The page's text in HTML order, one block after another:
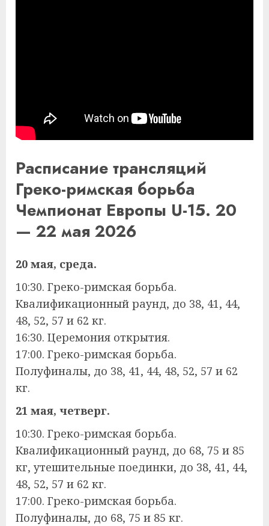
Расписание трансляций
Греко-римская борьба
Чемпионат Европы U-15. 20
— 22 мая 2026
20 мая, среда.
10:30. Греко-римская борьба.
Квалификационный раунд, до 38, 41, 44,
48, 52, 57 и 62 кг.
16:30. Церемония открытия.
17:00. Греко-римская борьба.
Полуфиналы, до 38, 41, 44, 48, 52, 57 и 62
кг.
21 мая, четверг.
10:30. Греко-римская борьба.
Квалификационный раунд, до 68, 75 и 85
кг, утешительные поединки, до 38, 41, 44,
48, 52, 57 и 62 кг.
17:00. Греко-римская борьба.
Полуфиналы, до 68, 75 и 85 кг.